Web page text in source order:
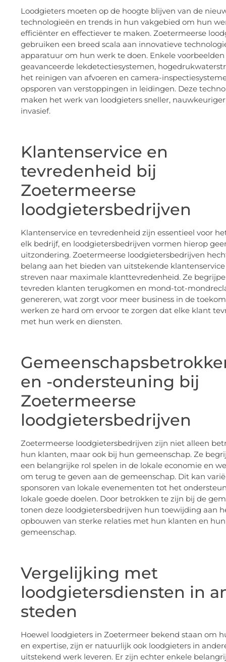
Loodgieters moeten op de hoogte blijven van de
technologieën en trends in hun vakgebied om hun
efficiënter en effectiever te maken. Zoetermeerse
gebruiken een breed scala aan innovatieve
apparatuur om hun werk te doen. Enkele
geavanceerde lekdetectiesystemen,
het reinigen van afvoeren en camera-
opsporen van verstoppingen in leidingen. Deze
maken het werk van loodgieters sneller,
invasief.
Klantenservice en
tevredenheid bij
Zoetermeerse
loodgietersbedrijven
Klantenservice en tevredenheid zijn essentieel voor
elk bedrijf, en loodgietersbedrijven vormen hierop
uitzondering. Zoetermeerse loodgietersbedrijven
belang aan het bieden van uitstekende
streven naar maximale klanttevredenheid. Ze
tevreden klanten terugkomen en mond-tot-
genereren, wat zorgt voor meer business in de
werken ze hard om ervoor te zorgen dat elke klant
met hun werk en diensten.
en -ondersteuning bij
Zoetermeerse
loodgietersbedrijven
Zoetermeerse loodgietersbedrijven zijn niet alleen
hun klanten, maar ook bij hun gemeenschap. Ze
een belangrijke rol spelen in de lokale economie en
om terug te geven aan de gemeenschap. Dit kan
sponsoren van lokale evenementen tot het
lokale goede doelen. Door betrokken te zijn bij de
tonen deze loodgietersbedrijven hun toewijding aan
opbouwen van sterke relaties met hun klanten en hun
gemeenschap.
Vergelijking met
loodgietersdiensten in
steden
Hoewel loodgieters in Zoetermeer bekend staan om
en expertise, zijn er natuurlijk ook loodgieters in
uitstekend werk leveren. Er zijn echter enkele